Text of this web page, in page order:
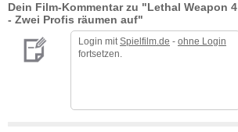
Dein Film-Kommentar zu "Lethal Weapon 4
- Zwei Profis räumen auf"
Login mit Spielfilm.de - ohne Login
fortsetzen.